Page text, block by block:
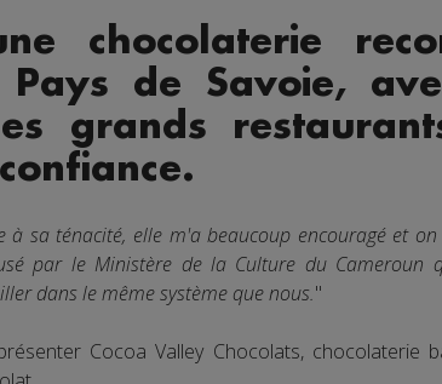
chocolaterie
Pays de Savoie,
grands
à sa ténacité, elle m'a beaucoup encouragé et
par le Ministère de la Culture du
dans le même système que nous."
Cocoa Valley Chocolats, chocolaterie